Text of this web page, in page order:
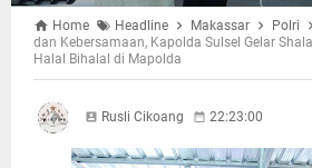
Home Headline Makassar Polri
dan Kebersamaan, Kapolda Sulsel Gelar
Halal Bihalal di Mapolda
Rusli Cikoang 22:23:00